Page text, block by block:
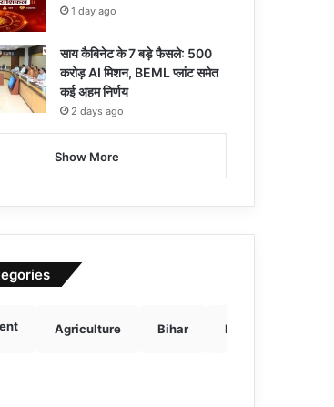
1 day ago
साय कैबिनेट के 7 बड़े फैसले: 500
करोड़ AI मिशन, BEML प्लांट समेत
कई अहम निर्णय
2 days ago
Show More
Agriculture Bihar Breaking news